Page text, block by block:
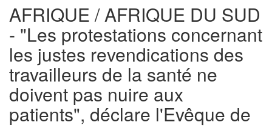
AFRIQUE / AFRIQUE DU SUD
- "Les protestations concernant
les justes revendications des
travailleurs de la santé ne
doivent pas nuire aux
patients", déclare l'Evêque de